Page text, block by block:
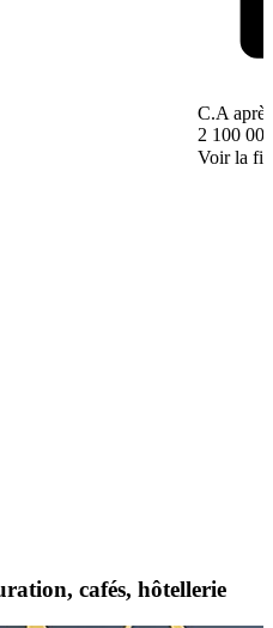
C.A
2 100
Voir la
cafés, hôtellerie